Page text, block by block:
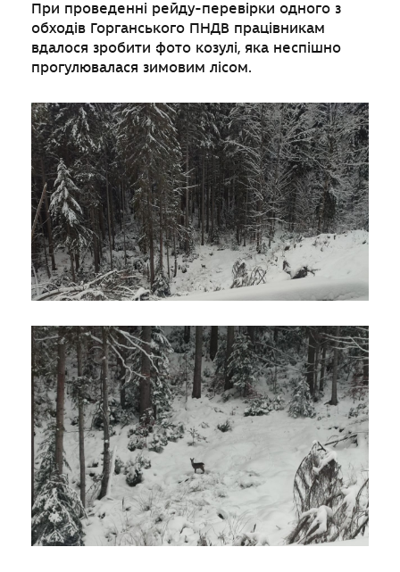
При проведенні рейду-перевірки одного з
обходів Горганського ПНДВ працівникам
вдалося зробити фото козулі, яка неспішно
прогулювалася зимовим лісом.